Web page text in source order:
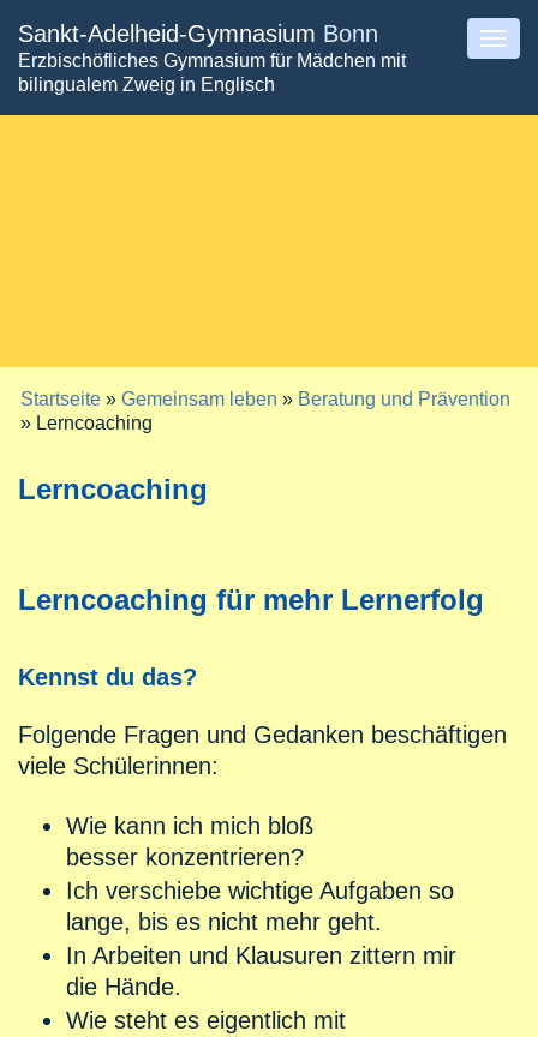
Direkt
zum
Sankt-Adelheid-Gymnasium Bonn
Erzbischöfliches Gymnasium für Mädchen mit
bilingualem Zweig in Englisch
Sie sind hier
Startseite » Gemeinsam leben » Beratung und Prävention
» Lerncoaching
Lerncoaching
Lerncoaching für mehr Lernerfolg
Kennst du das?
Folgende Fragen und Gedanken beschäftigen
viele Schülerinnen:
Wie kann ich mich bloß
besser konzentrieren?
Ich verschiebe wichtige Aufgaben so
lange, bis es nicht mehr geht.
In Arbeiten und Klausuren zittern mir
die Hände.
Wie steht es eigentlich mit